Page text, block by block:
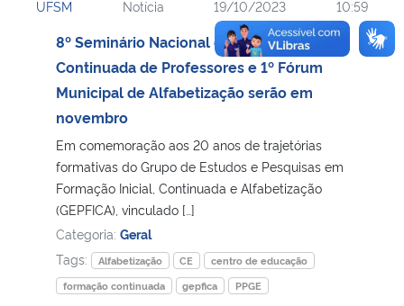
UFSM Notícia 19/10/2023 10:59
8º Seminário Nacional de Formação
Continuada de Professores e 1º Fórum
Municipal de Alfabetização serão em
novembro
Em comemoração aos 20 anos de trajetórias
formativas do Grupo de Estudos e Pesquisas em
Formação Inicial, Continuada e Alfabetização
(GEPFICA), vinculado […]
Categoria: Geral
Tags:
Alfabetização CE
centro de educação
formação continuada
gepfica PPGE